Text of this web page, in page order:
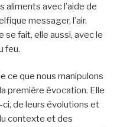
aliments avec l’aide de
messager, l’air.
se fait, elle aussi, avec le
feu.
ce que nous manipulons
première évocation. Elle
de leurs évolutions et
contexte et des